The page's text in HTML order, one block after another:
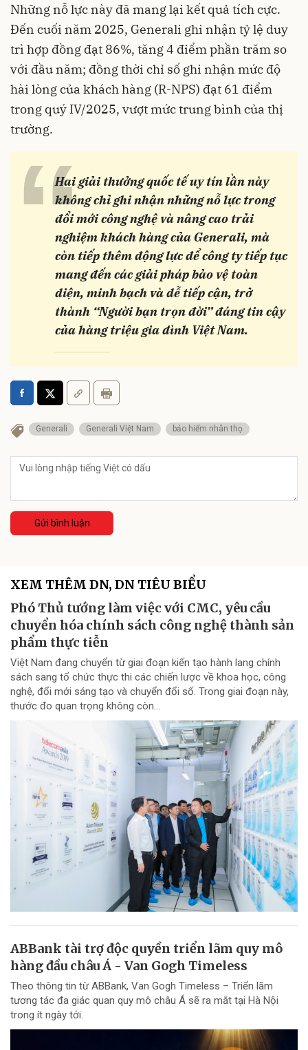
Những nỗ lực này đã mang lại kết quả tích cực.
Đến cuối năm 2025, Generali ghi nhận tỷ lệ duy
trì hợp đồng đạt 86%, tăng 4 điểm phần trăm so
với đầu năm; đồng thời chỉ số ghi nhận mức độ
hài lòng của khách hàng (R-NPS) đạt 61 điểm
trong quý IV/2025, vượt mức trung bình của thị
trường.
“Hai giải thưởng quốc tế uy tín lần này
không chỉ ghi nhận những nỗ lực trong
đổi mới công nghệ và nâng cao trải
nghiệm khách hàng của Generali, mà
còn tiếp thêm động lực để công ty tiếp tục
mang đến các giải pháp bảo vệ toàn
diện, minh bạch và dễ tiếp cận, trở
thành “Người bạn trọn đời” đáng tin cậy
của hàng triệu gia đình Việt Nam.
Generali Generali Việt Nam bảo hiểm nhân thọ
Gửi bình luận
XEM THÊM DN, DN TIÊU BIỂU
Phó Thủ tướng làm việc với CMC, yêu cầu
chuyển hóa chính sách công nghệ thành sản
phẩm thực tiễn
Việt Nam đang chuyển từ giai đoạn kiến tạo hành lang chính
sách sang tổ chức thực thi các chiến lược về khoa học, công
nghệ, đổi mới sáng tạo và chuyển đổi số. Trong giai đoạn này,
thước đo quan trọng không còn...
ABBank tài trợ độc quyền triển lãm quy mô
hàng đầu châu Á - Van Gogh Timeless
Theo thông tin từ ABBank, Van Gogh Timeless – Triển lãm
tương tác đa giác quan quy mô châu Á sẽ ra mắt tại Hà Nội
trong ít ngày tới.